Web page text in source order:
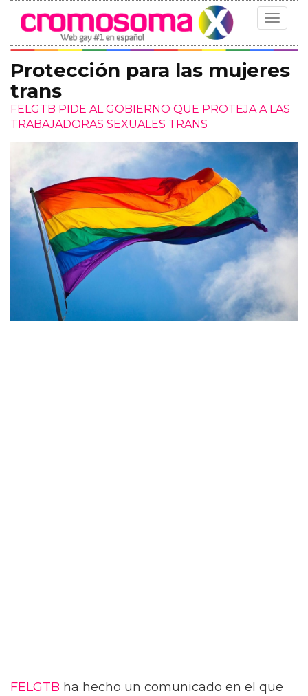
Toggle
Protección para las mujeres
trans
FELGTB PIDE AL GOBIERNO QUE PROTEJA A LAS
TRABAJADORAS SEXUALES TRANS
FELGTB ha hecho un comunicado en el que